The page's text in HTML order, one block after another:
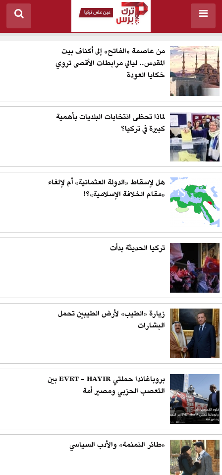
من عاصمة «الفاتح» إلى أكناف بيت
المقدس.. ليالي مرابطات الأقصى تروي
حَكايا العودة
لماذا تحظى انتخابات البلديات بأهمية
كبيرة في تركيا؟
هل لإسقاط «الدولة العثمانية» أم لإلغاء
«مقام الخلافة الإسلامية»؟!
تركيا الحديثة بدأت
زيارة «الطيب» لأرض الطيبين تحمل
البشارات
بروباغاندا حملتي EVET - HAYIR بين
التعصب الحزبي ومصير أمة
«طائر النمنمة» والأدب السياسي